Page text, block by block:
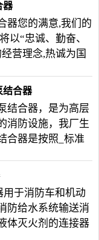
器
器您的满意,我们的
以“忠诚、勤奋、
营理念,热诚为国
结合器
结合器，是为高层
消防设施，我厂生
合器是按照_标准
用于消防车和机动
防给水系统输送消
体灭火剂的连接器